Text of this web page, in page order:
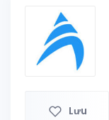
Lưu